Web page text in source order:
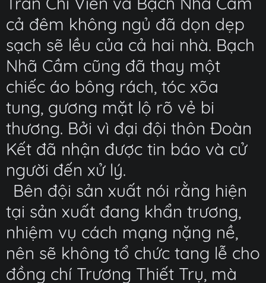
cả đêm không ngủ đã dọn dẹp
sạch sẽ lều của cả hai nhà. Bạch
Nhã Cầm cũng đã thay một
chiếc áo bông rách, tóc xõa
tung, gương mặt lộ rõ vẻ bi
thương. Bởi vì đại đội thôn Đoàn
Kết đã nhận được tin báo và cử
người đến xử lý.
Bên đội sản xuất nói rằng hiện
tại sản xuất đang khẩn trương,
nhiệm vụ cách mạng nặng nề,
nên sẽ không tổ chức tang lễ cho
đồng chí Trương Thiết Trụ, mà